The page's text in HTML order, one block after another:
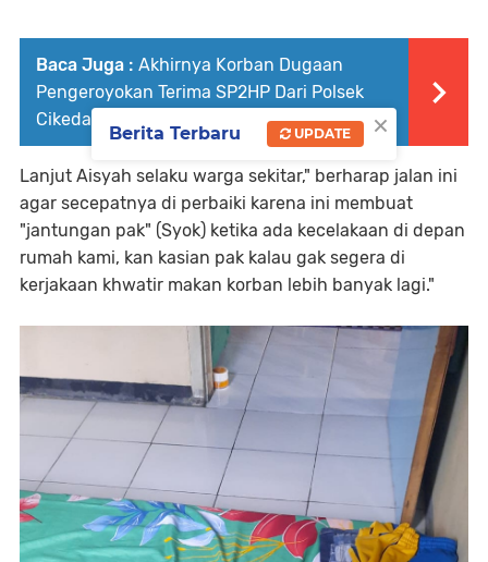
Baca Juga : Akhirnya Korban Dugaan
Pengeroyokan Terima SP2HP Dari Polsek
Cikedal
Lanjut Aisyah selaku warga sekitar," berharap jalan ini
agar secepatnya di perbaiki karena ini membuat
"jantungan pak" (Syok) ketika ada kecelakaan di depan
rumah kami, kan kasian pak kalau gak segera di
kerjakaan khwatir makan korban lebih banyak lagi."
×
Berita Terbaru UPDATE